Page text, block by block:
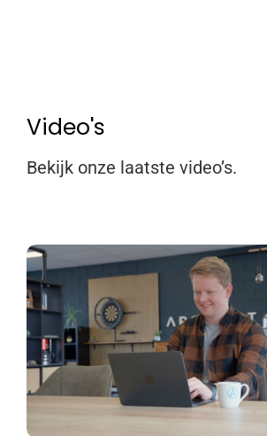
Video's
Bekijk onze laatste video’s.